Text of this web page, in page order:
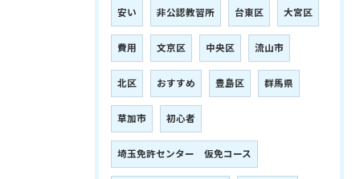
安い 非公認教習所 台東区 大宮区
費用 文京区 中央区 流山市
北区 おすすめ 豊島区 群馬県
草加市 初心者
埼玉免許センター 仮免コース